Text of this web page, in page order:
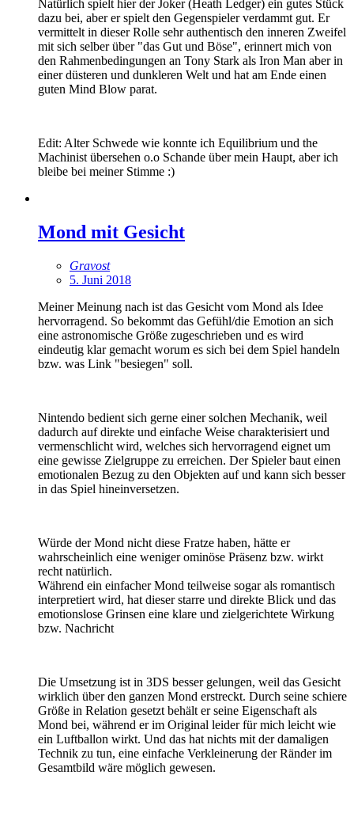
Natürlich spielt hier der Joker (Heath Ledger) ein gutes Stück
dazu bei, aber er spielt den Gegenspieler verdammt gut. Er
vermittelt in dieser Rolle sehr authentisch den inneren Zweifel
mit sich selber über "das Gut und Böse", erinnert mich von
den Rahmenbedingungen an Tony Stark als Iron Man aber in
einer düsteren und dunkleren Welt und hat am Ende einen
guten Mind Blow parat.
Edit: Alter Schwede wie konnte ich Equilibrium und the
Machinist übersehen o.o Schande über mein Haupt, aber ich
bleibe bei meiner Stimme :)
Mond mit Gesicht
Gravost
5. Juni 2018
Meiner Meinung nach ist das Gesicht vom Mond als Idee
hervorragend. So bekommt das Gefühl/die Emotion an sich
eine astronomische Größe zugeschrieben und es wird
eindeutig klar gemacht worum es sich bei dem Spiel handeln
bzw. was Link "besiegen" soll.
Nintendo bedient sich gerne einer solchen Mechanik, weil
dadurch auf direkte und einfache Weise charakterisiert und
vermenschlicht wird, welches sich hervorragend eignet um
eine gewisse Zielgruppe zu erreichen. Der Spieler baut einen
emotionalen Bezug zu den Objekten auf und kann sich besser
in das Spiel hineinversetzen.
Würde der Mond nicht diese Fratze haben, hätte er
wahrscheinlich eine weniger ominöse Präsenz bzw. wirkt
recht natürlich.
Während ein einfacher Mond teilweise sogar als romantisch
interpretiert wird, hat dieser starre und direkte Blick und das
emotionslose Grinsen eine klare und zielgerichtete Wirkung
bzw. Nachricht
Die Umsetzung ist in 3DS besser gelungen, weil das Gesicht
wirklich über den ganzen Mond erstreckt. Durch seine schiere
Größe in Relation gesetzt behält er seine Eigenschaft als
Mond bei, während er im Original leider für mich leicht wie
ein Luftballon wirkt. Und das hat nichts mit der damaligen
Technik zu tun, eine einfache Verkleinerung der Ränder im
Gesamtbild wäre möglich gewesen.